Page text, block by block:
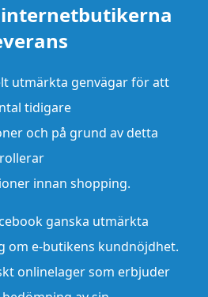
internetbutikerna
utmärkta genvägar för att
tidigare
och på grund av detta
innan shopping.
ganska utmärkta
om e-butikens kundnöjdhet.
onlinelager som erbjuder